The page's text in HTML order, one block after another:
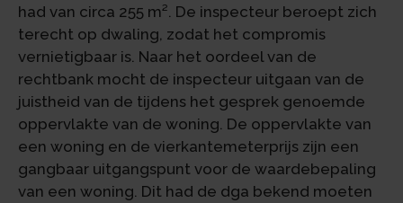
had van circa 255 m². De inspecteur beroept zich
terecht op dwaling, zodat het compromis
vernietigbaar is. Naar het oordeel van de
rechtbank mocht de inspecteur uitgaan van de
juistheid van de tijdens het gesprek genoemde
oppervlakte van de woning. De oppervlakte van
een woning en de vierkantemeterprijs zijn een
gangbaar uitgangspunt voor de waardebepaling
van een woning. Dit had de dga bekend moeten